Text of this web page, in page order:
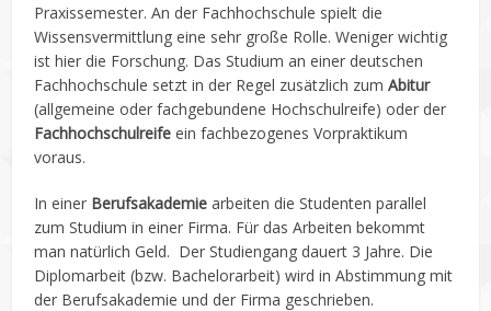
Praxissemester. An der Fachhochschule spielt die
Wissensvermittlung eine sehr große Rolle. Weniger wichtig
ist hier die Forschung. Das Studium an einer deutschen
Fachhochschule setzt in der Regel zusätzlich zumAbitur
(allgemeine oder fachgebundene Hochschulreife) oder der
Fachhochschulreife ein fachbezogenes Vorpraktikum
voraus.
In einer Berufsakademiearbeiten die Studenten parallel
zum Studium in einer Firma. Für das Arbeiten bekommt
man natürlich Geld. Der Studiengang dauert 3 Jahre. Die
Diplomarbeit (bzw. Bachelorarbeit) wird in Abstimmung mit
der Berufsakademie und der Firma geschrieben.